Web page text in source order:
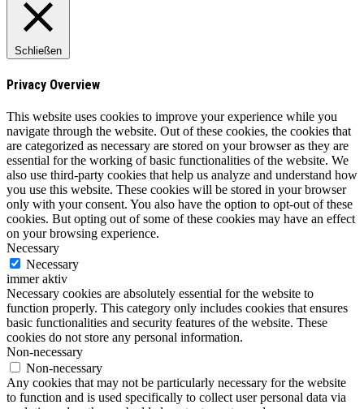
Schließen
Privacy Overview
This website uses cookies to improve your experience while you
navigate through the website. Out of these cookies, the cookies that
are categorized as necessary are stored on your browser as they are
essential for the working of basic functionalities of the website. We
also use third-party cookies that help us analyze and understand how
you use this website. These cookies will be stored in your browser
only with your consent. You also have the option to opt-out of these
cookies. But opting out of some of these cookies may have an effect
on your browsing experience.
Necessary
Necessary
immer aktiv
Necessary cookies are absolutely essential for the website to
function properly. This category only includes cookies that ensures
basic functionalities and security features of the website. These
cookies do not store any personal information.
Non-necessary
Non-necessary
Any cookies that may not be particularly necessary for the website
to function and is used specifically to collect user personal data via